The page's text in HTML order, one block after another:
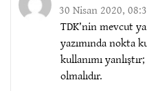
30 Nisan 2020,
TDK’nin mevcut
yazımında nokta
kullanımı
olmalıdır.